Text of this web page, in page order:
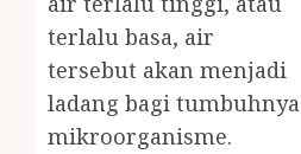
terlalu basa, air
tersebut akan menjadi
ladang bagi tumbuhnya
mikroorganisme.